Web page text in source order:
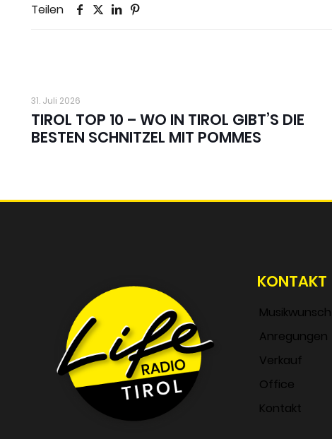
Teilen
31. Juli 2026
TIROL TOP 10 – WO IN TIROL GIBT’S DIE
BESTEN SCHNITZEL MIT POMMES
KONTAKT
Musikwunsch
Anregungen
Verkauf
Office
Kontakt